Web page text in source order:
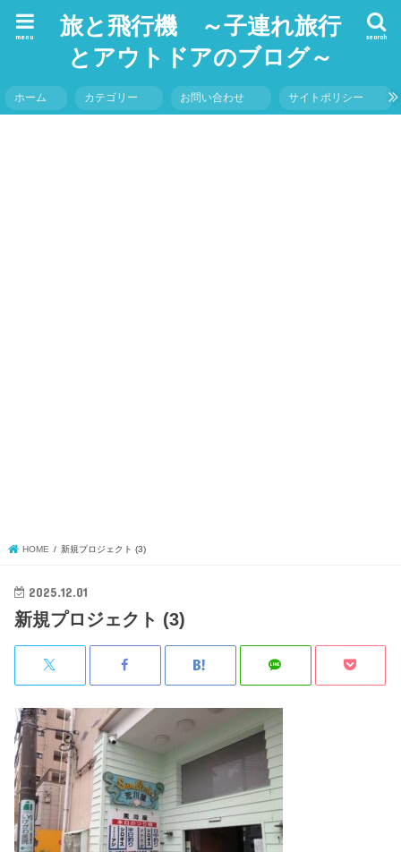
旅と飛行機 ～子連れ旅行
とアウトドアのブログ～
search
menu
ホーム カテゴリー お問い合わせ サイトポリシー
HOME 新規プロジェクト (3)
2025.12.01
新規プロジェクト (3)